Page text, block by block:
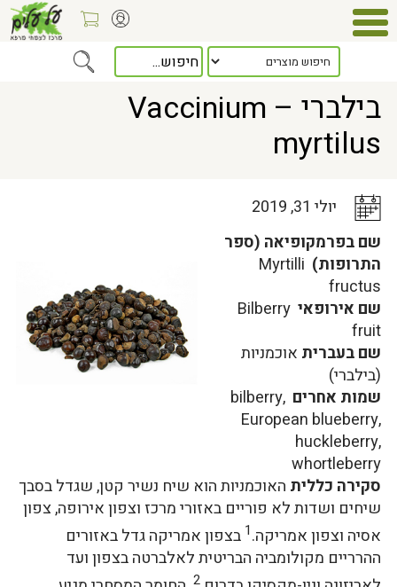
כלל המאמרים> בילברי – Vaccinium myrtilus
בילברי – Vaccinium
myrtilus
יולי 31, 2019
שם בפרמקופיאה (ספר
התרופות) Myrtilli
fructus
שם אירופאי Bilberry
fruit
שם בעברית אוכמניות
(בילברי)
שמות אחרים bilberry,
European blueberry,
huckleberry,
whortleberry
סקירה כללית האוכמניות הוא שיח נשיר קטן, שגדל בסבך
שיחים ושדות לא פוריים באזורי מרכז וצפון אירופה, צפון
אסיה וצפון אמריקה.1 בצפון אמריקה גדל באזורים
ההרריים מקולומביה הבריטית לאלברטה בצפון ועד
2